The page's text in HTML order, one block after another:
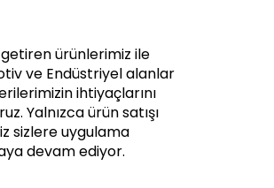
ürünlerimiz ile
ve Endüstriyel alanlar
ihtiyaçlarını
Yalnızca ürün satışı
sizlere uygulama
devam ediyor.